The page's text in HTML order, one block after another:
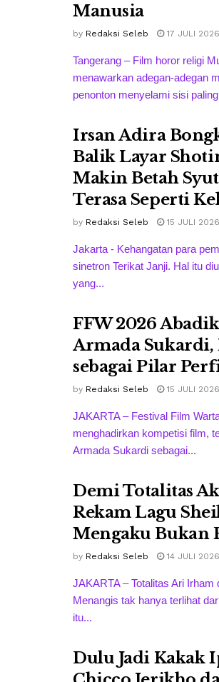
Manusia
by Redaksi Seleb 17 JULI 2026
Tangerang – Film horor religi
menawarkan adegan-adegan
penonton menyelami sisi
Irsan Adira
Balik Layar
Makin Betah
Terasa Seperti
by Redaksi Seleb 15 JULI 2026
Jakarta - Kehangatan para
sinetron Terikat Janji. Hal itu
yang...
FFW 2026
Armada
sebagai Pilar
by Redaksi Seleb 15 JULI 2026
JAKARTA – Festival Film
menghadirkan kompetisi film,
Armada Sukardi sebagai...
Demi Totalitas
Rekam Lagu
Mengaku Bukan
by Redaksi Seleb 14 JULI 2026
JAKARTA – Totalitas Ari
Menangis tak hanya terlihat
itu...
Dulu Jadi Kakak